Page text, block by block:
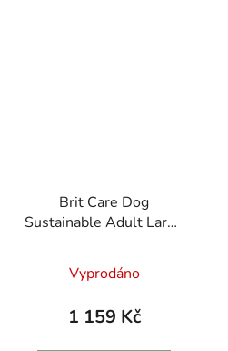
Brit Care Dog
Sustainable Adult Large
Vyprodáno
1 159 Kč